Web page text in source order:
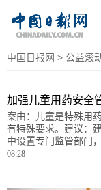
中国日报网 > 公益滚
加强儿童用药安全
案由：儿童是特殊用
有特殊要求。建议：
中设置专门监管部门
08:28